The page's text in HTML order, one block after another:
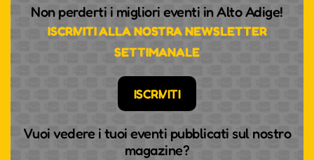
Non perderti i migliori eventi in Alto Adige!
ISCRIVITI ALLA NOSTRA NEWSLETTER
SETTIMANALE
ISCRIVITI
Vuoi vedere i tuoi eventi pubblicati sul nostro
magazine?